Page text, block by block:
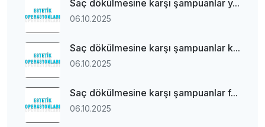
Saç dökülmesine karşı şampuanlar y...
06.10.2025
Saç dökülmesine karşı şampuanlar k...
06.10.2025
Saç dökülmesine karşı şampuanlar f...
06.10.2025